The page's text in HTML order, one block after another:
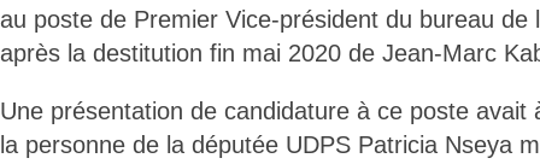
au poste de Premier Vice-président du bureau de
après la destitution fin mai 2020 de Jean-Marc
Une présentation de candidature à ce poste avait
la personne de la députée UDPS Patricia Nseya